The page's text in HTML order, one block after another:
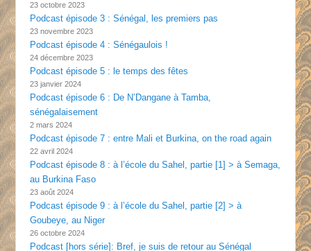
23 octobre 2023
Podcast épisode 3 : Sénégal, les premiers pas
23 novembre 2023
Podcast épisode 4 : Sénégaulois !
24 décembre 2023
Podcast épisode 5 : le temps des fêtes
23 janvier 2024
Podcast épisode 6 : De N’Dangane à Tamba,
sénégalaisement
2 mars 2024
Podcast épisode 7 : entre Mali et Burkina, on the road again
22 avril 2024
Podcast épisode 8 : à l’école du Sahel, partie [1] > à Semaga,
au Burkina Faso
23 août 2024
Podcast épisode 9 : à l’école du Sahel, partie [2] > à
Goubeye, au Niger
26 octobre 2024
Podcast [hors série]: Bref, je suis de retour au Sénégal